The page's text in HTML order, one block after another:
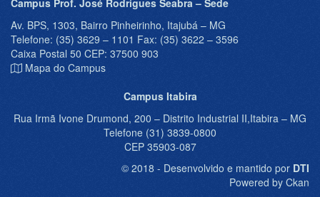
Campus Prof. José Rodrigues Seabra – Sede
Av. BPS, 1303, Bairro Pinheirinho, Itajubá – MG
Telefone: (35) 3629 – 1101 Fax: (35) 3622 – 3596
Caixa Postal 50 CEP: 37500 903
Mapa do Campus
Campus Itabira
Rua Irmã Ivone Drumond, 200 – Distrito Industrial II,Itabira – MG
Telefone (31) 3839-0800
CEP 35903-087
© 2018 - Desenvolvido e mantido por DTI
Powered by Ckan